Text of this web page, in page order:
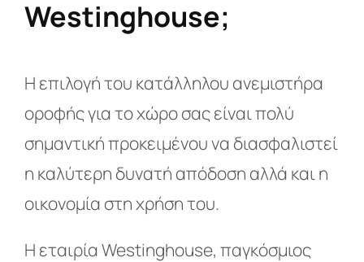
Westinghouse;
Η επιλογή του κατάλληλου ανεμιστήρα
οροφής για το χώρο σας είναι πολύ
σημαντική προκειμένου να διασφαλιστεί
η καλύτερη δυνατή απόδοση αλλά και η
οικονομία στη χρήση του.
Η εταιρία Westinghouse, παγκόσμιος